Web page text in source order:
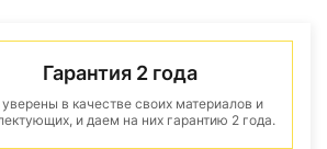
Гарантия 2 года
в качестве своих материалов и
и даем на них гарантию 2 года.